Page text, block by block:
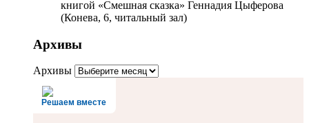
книгой «Смешная сказка» Геннадия Цыферова
(Конева, 6, читальный зал)
Архивы
Архивы
Решаем вместе